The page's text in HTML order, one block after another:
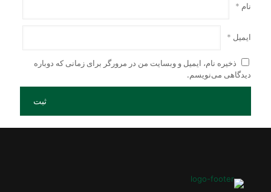
نام *
ایمیل *
ذخیره نام، ایمیل و وبسایت من در مرورگر برای زمانی که دوباره
دیدگاهی می‌نویسم.